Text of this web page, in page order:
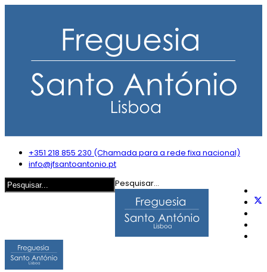
+351 218 855 230 (Chamada para a rede fixa nacional)
info@jfsantoantonio.pt
Pesquisar...